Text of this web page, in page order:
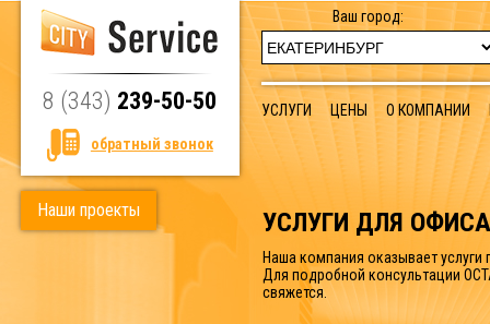
8 (343) 239-50-50
обратный звонок
Ваш город:
УСЛУГИ ЦЕНЫ О КОМПАНИИ
УСЛУГИ ДЛЯ
Наша компания оказывает
Для подробной консультации
свяжется.